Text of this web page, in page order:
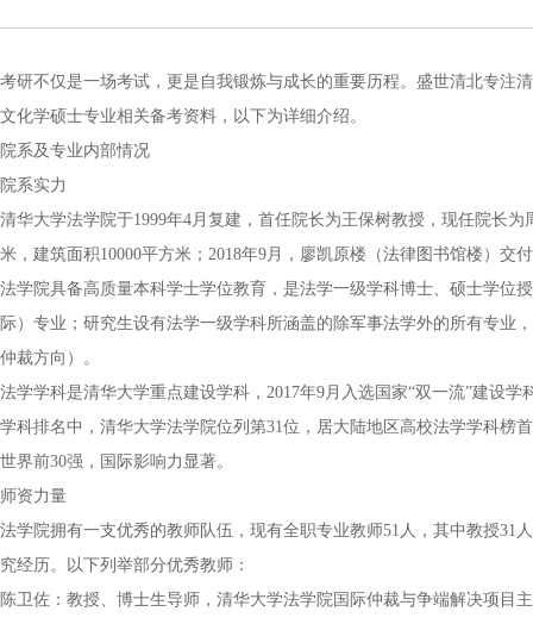
考研不仅是一场考试，更是自我锻炼与成长的重要历程。盛世清北专注
文化学硕士专业相关备考资料，以下为详细介绍。
院系及专业内部情况
院系实力
清华大学法学院于1999年4月复建，首任院长为王保树教授，现任院长
米，建筑面积10000平方米；2018年9月，廖凯原楼（法律图书馆楼）交
法学院具备高质量本科学士学位教育，是法学一级学科博士、硕士学位
际）专业；研究生设有法学一级学科所涵盖的除军事法学外的所有专
仲裁方向）。
法学学科是清华大学重点建设学科，2017年9月入选国家“双一流”建设
学科排名中，清华大学法学院位列第31位，居大陆地区高校法学学科榜
世界前30强，国际影响力显著。
师资力量
法学院拥有一支优秀的教师队伍，现有全职专业教师51人，其中教授31
究经历。以下列举部分优秀教师：
陈卫佐：教授、博士生导师，清华大学法学院国际仲裁与争端解决项目